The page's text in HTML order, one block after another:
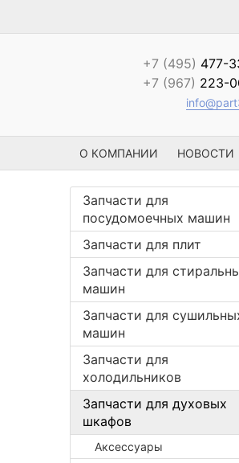
+7 (495) 477-
+7 (967) 223-
О КОМПАНИИ НОВОСТИ
Запчасти для
посудомоечных машин
Запчасти для плит
Запчасти для
машин
Запчасти для
машин
Запчасти для
холодильников
Запчасти для духовых
шкафов
Аксессуары